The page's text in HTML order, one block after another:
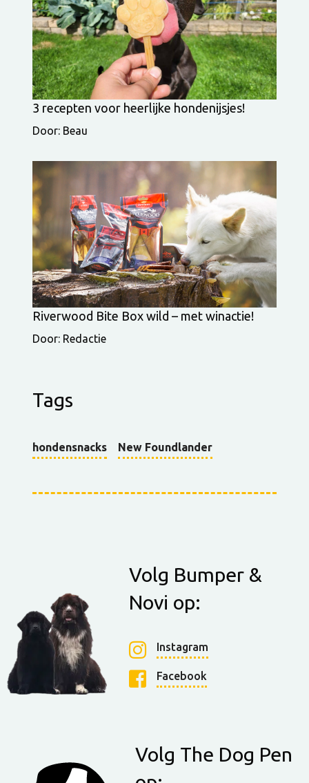
3 recepten voor heerlijke hondenijsjes!
Door: Beau
Riverwood Bite Box wild – met winactie!
Door: Redactie
Tags
hondensnacks New Foundlander
Volg Bumper &
Novi op:
Instagram
Facebook
Volg The Dog Pen